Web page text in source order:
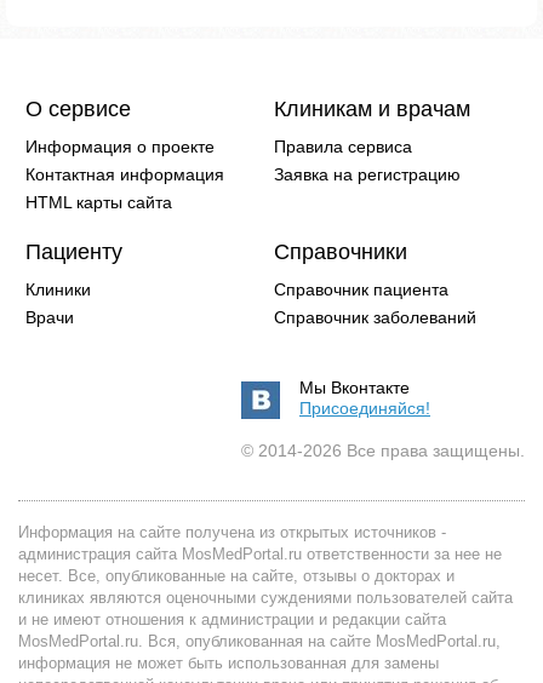
О сервисе
Информация о проекте
Контактная информация
HTML карты сайта
Клиникам и врачам
Правила сервиса
Заявка на регистрацию
Пациенту
Клиники
Врачи
Справочники
Справочник пациента
Справочник заболеваний
Мы Вконтакте
Присоединяйся!
© 2014-2026 Все права защищены.
Информация на сайте получена из открытых источников -
администрация сайта MosMedPortal.ru ответственности за нее не
несет. Все, опубликованные на сайте, отзывы о докторах и
клиниках являются оценочными суждениями пользователей сайта
и не имеют отношения к администрации и редакции сайта
MosMedPortal.ru. Вся, опубликованная на сайте MosMedPortal.ru,
информация не может быть использованная для замены